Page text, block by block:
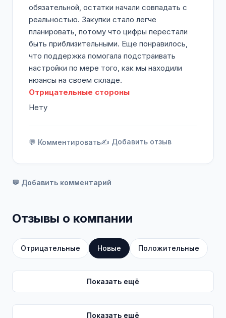
обязательной, остатки начали совпадать с
реальностью. Закупки стало легче
планировать, потому что цифры перестали
быть приблизительными. Еще понравилось,
что поддержка помогала подстраивать
настройки по мере того, как мы находили
нюансы на своем складе.
Отрицательные стороны
Нету
💬 Комментировать✍️ Добавить отзыв
💬 Добавить комментарий
Отзывы о компании
Отрицательные Новые Положительные
Показать ещё
Показать ещё